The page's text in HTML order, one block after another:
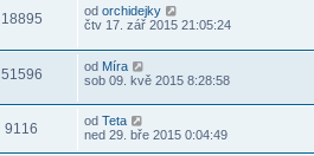
18895 od orchidejky
čtv 17. zář 2015 21:05:24
51596 od Míra
sob 09. kvě 2015 8:28:58
9116 od Teta
ned 29. bře 2015 0:04:49